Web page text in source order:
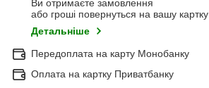
Ви отримаєте замовлення
або гроші повернуться на вашу картку
Детальніше
Передоплата на карту Монобанку
Оплата на картку Приватбанку